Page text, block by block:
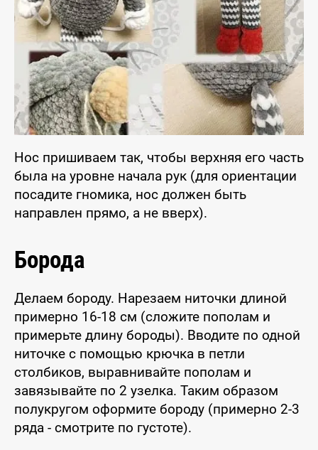
Нос пришиваем так, чтобы верхняя его часть
была на уровне начала рук (для ориентации
посадите гномика, нос должен быть
направлен прямо, а не вверх).
Борода
Делаем бороду. Нарезаем ниточки длиной
примерно 16-18 см (сложите пополам и
примерьте длину бороды). Вводите по одной
ниточке с помощью крючка в петли
столбиков, выравнивайте пополам и
завязывайте по 2 узелка. Таким образом
полукругом оформите бороду (примерно 2-3
ряда - смотрите по густоте).